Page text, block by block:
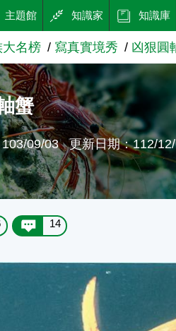
主題館 知識家 知識庫
大名榜 寫真實境秀 凶狠圓
蟹
09/03 更新日期：112/
14